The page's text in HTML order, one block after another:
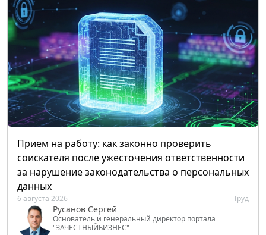
Прием на работу: как законно проверить
соискателя после ужесточения ответственности
за нарушение законодательства о персональных
данных
6 августа 2026 Труд
Русанов Сергей
Основатель и генеральный директор портала
"ЗАЧЕСТНЫЙБИЗНЕС"